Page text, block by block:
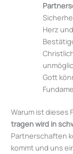
Herz
Gott
Warum ist dieses
tragen wird in
Partnerschaften
kommt und uns